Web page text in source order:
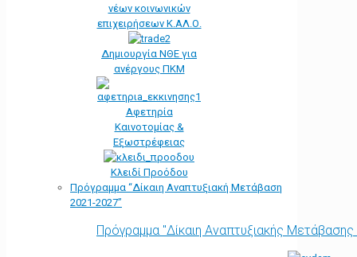
νέων κοινωνικών
επιχειρήσεων Κ.ΑΛ.Ο.
Δημιουργία ΝΘΕ για
ανέργους ΠΚΜ
Αφετηρία
Kαινοτομίας &
Εξωστρέφειας
Κλειδί Προόδου
Πρόγραμμα “Δίκαιη Αναπτυξιακή Μετάβαση
2021-2027”
Πρόγραμμα "Δίκαιη Αναπτυξιακής